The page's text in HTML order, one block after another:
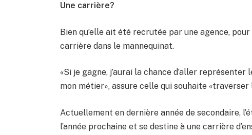
Une carrière?
Bien qu’elle ait été recrutée par une agence, pour
carrière dans le mannequinat.
«Si je gagne, j’aurai la chance d’aller représenter
mon métier», assure celle qui souhaite «traverser
Actuellement en dernière année de secondaire,
l’année prochaine et se destine à une carrière